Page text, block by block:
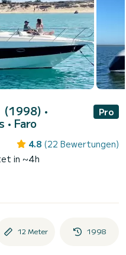
(1998) •
• Faro
Pro
4.8 (22 Bewertungen)
in ~4h
12 Meter 1998